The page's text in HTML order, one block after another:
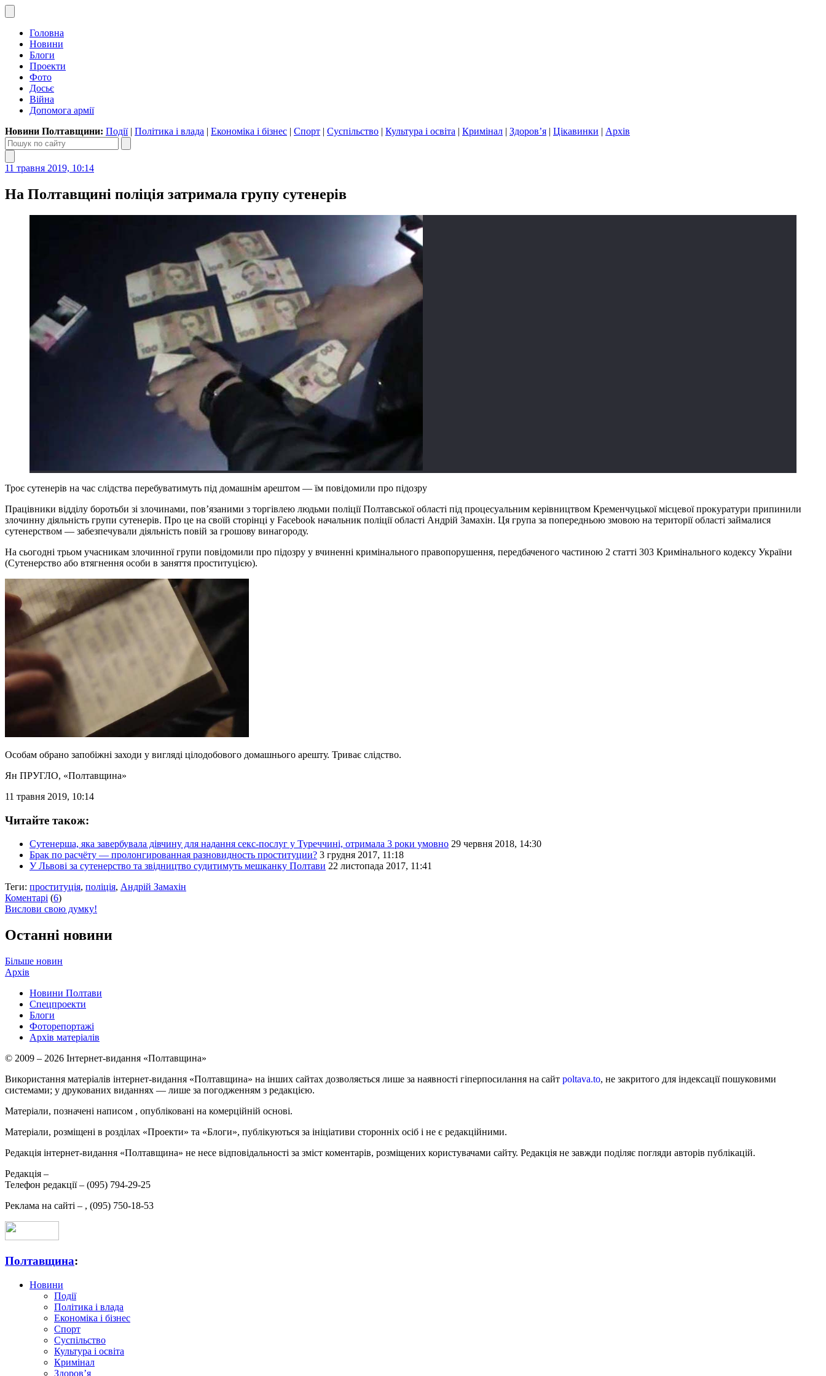
Головна
Новини
Блоги
Проекти
Фото
Досьє
Війна
Допомога армії
Новини Полтавщини: Події| Політика і влада | Економіка і бізнес | Спорт | Суспільство | Культура і освіта | Кримінал | Здоров’я | Цікавинки | Архів
11 травня 2019, 10:14
На Полтавщині поліція затримала групу сутенерів
Троє сутенерів на час слідства перебуватимуть під домашнім арештом — їм повідомили про підозру
Працівники відділу боротьби зі злочинами, пов’язаними з торгівлею людьми поліції Полтавської області під процесуальним керівництвом Кременчуцької місцевої прокуратури припинили
злочинну діяльність групи сутенерів. Про це на своїй сторінці у Facebook начальник поліції області Андрій Замахін. Ця група за попередньою змовою на території області займалися
сутенерством — забезпечували діяльність повій за грошову винагороду.
На сьогодні трьом учасникам злочинної групи повідомили про підозру у вчиненні кримінального правопорушення, передбаченого частиною 2 статті 303 Кримінального кодексу України
(Сутенерство або втягнення особи в заняття проституцією).
Особам обрано запобіжні заходи у вигляді цілодобового домашнього арешту. Триває слідство.
Ян ПРУГЛО, «Полтавщина»
11 травня 2019, 10:14
Читайте також:
Сутенерша, яка завербувала дівчину для надання секс-послуг у Туреччині, отримала 3 роки умовно 29 червня 2018, 14:30
Брак по расчёту — пролонгированная разновидность проституции? 3 грудня 2017, 11:18
У Львові за сутенерство та звідництво судитимуть мешканку Полтави 22 листопада 2017, 11:41
Теги: проституція, поліція, Андрій Замахін
Коментарі (6)
Вислови свою думку!
Останні новини
Більше новин
Архів
Новини Полтави
Спецпроекти
Блоги
Фоторепортажі
Архів матеріалів
© 2009 – 2026 Інтернет-видання «Полтавщина»
Використання матеріалів інтернет-видання «Полтавщина» на інших сайтах дозволяється лише за наявності гіперпосилання на сайт poltava.to, не закритого для індексації пошуковими
системами; у друкованих виданнях — лише за погодженням з редакцією.
Матеріали, позначені написом , опубліковані на комерційній основі.
Матеріали, розміщені в розділах «Проекти» та «Блоги», публікуються за ініціативи сторонніх осіб і не є редакційними.
Редакція інтернет-видання «Полтавщина» не несе відповідальності за зміст коментарів, розміщених користувачами сайту. Редакція не завжди поділяє погляди авторів публікацій.
Редакція –
Телефон редакції – (095) 794-29-25
Реклама на сайті – , (095) 750-18-53
Полтавщина:
Новини
Події
Політика і влада
Економіка і бізнес
Спорт
Суспільство
Культура і освіта
Кримінал
Здоров’я